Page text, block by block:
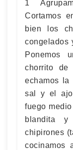
1
Cortamos
bien los
congelados
Ponemos
chorrito de
echamos
sal y el ajo
fuego
blandita y
chipirones
cocinamos